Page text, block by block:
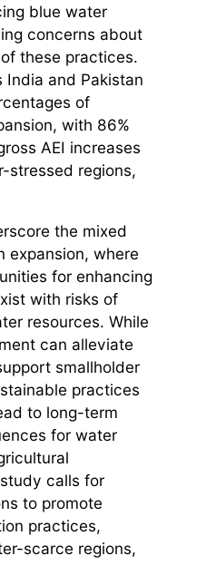
blue water
concerns about
these practices.
India and Pakistan
of
with 86%
AEI increases
stressed regions,
the mixed
expansion, where
for enhancing
with risks of
resources. While
can alleviate
smallholder
practices
to long-term
for water
calls for
to promote
practices,
scarce regions,